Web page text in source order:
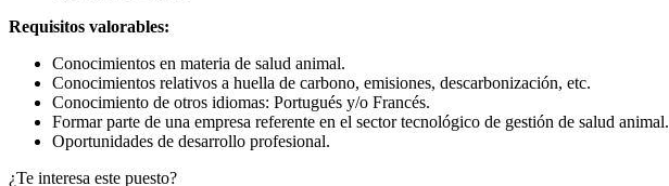
Requisitos valorables:
Conocimientos en materia de salud animal.
Conocimientos relativos a huella de carbono, emisiones, descarbonización, etc.
Conocimiento de otros idiomas: Portugués y/o Francés.
Formar parte de una empresa referente en el sector tecnológico de gestión de salud animal.
Oportunidades de desarrollo profesional.
¿Te interesa este puesto?